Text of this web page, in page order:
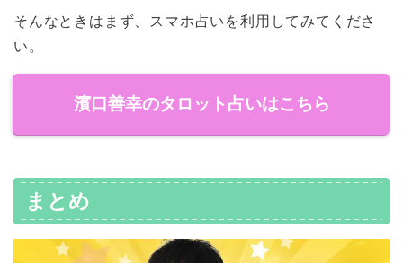
そんなときはまず、スマホ占いを利用してみてくださ
い。
濱口善幸のタロット占いはこちら
まとめ